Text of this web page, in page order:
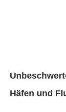
Häfen und